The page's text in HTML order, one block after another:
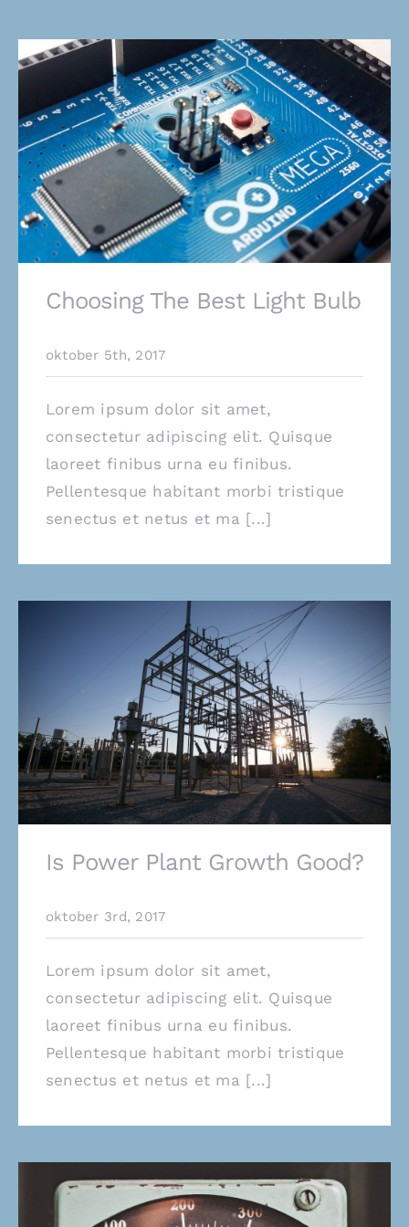
Choosing The Best Light Bulb
oktober 5th, 2017
Lorem ipsum dolor sit amet,
consectetur adipiscing elit. Quisque
laoreet finibus urna eu finibus.
Pellentesque habitant morbi tristique
senectus et netus et ma [...]
Is Power Plant Growth Good?
oktober 3rd, 2017
Lorem ipsum dolor sit amet,
consectetur adipiscing elit. Quisque
laoreet finibus urna eu finibus.
Pellentesque habitant morbi tristique
senectus et netus et ma [...]